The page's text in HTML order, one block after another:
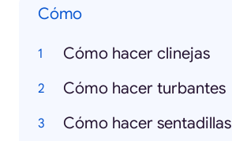
Cómo
Cómo hacer clinejas
Cómo hacer turbantes
Cómo hacer sentadillas